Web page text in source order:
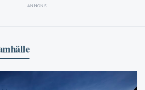
ANNONS